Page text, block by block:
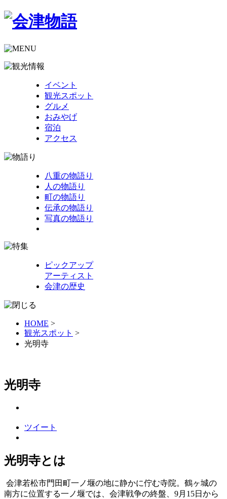
イベント
観光スポット
グルメ
おみやげ
宿泊
アクセス
八重の物語り
人の物語り
町の物語り
伝承の物語り
写真の物語り
ピックアップ
アーティスト
会津の歴史
HOME >
観光スポット >
光明寺
光明寺
ツイート
光明寺とは
会津若松市門田町一ノ堰の地に静かに佇む寺院。鶴ヶ城の
南方に位置する一ノ堰では、会津戦争の終盤、9月15日から